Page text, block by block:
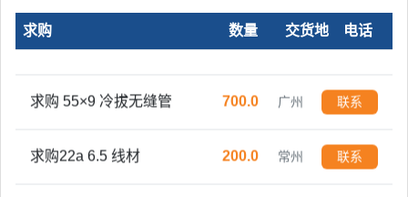
求购 数量 交货地 电话
求购 镀锌钢带 0.25-0.8 160.0 成都 联系
求购 55×9 冷拔无缝管 700.0 广州 联系
求购22a 6.5 线材 200.0 常州 联系